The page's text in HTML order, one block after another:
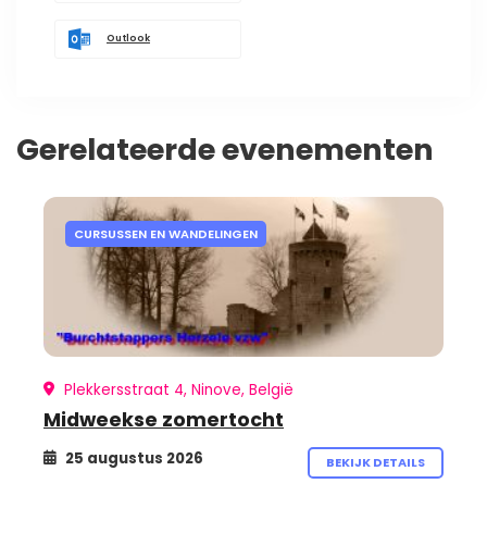
Outlook
Gerelateerde evenementen
CURSUSSEN EN WANDELINGEN
Plekkersstraat 4, Ninove, België
Midweekse zomertocht
25 augustus 2026 BEKIJK DETAILS